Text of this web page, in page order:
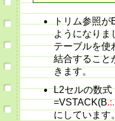
トリム参照
ようになりま
テーブルを使
結合すること
きます。
L2セルの数
=VSTACK(B.:.
にしています。